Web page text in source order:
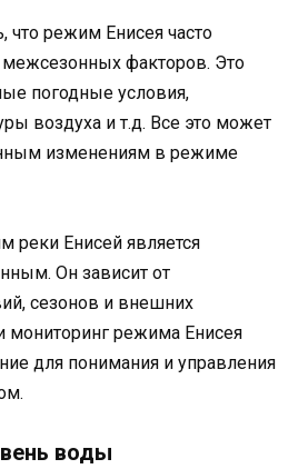
что режим Енисея часто
факторов. Это
погодные условия,
воздуха и т.д. Все это может
изменениям в режиме
реки Енисей является
Он зависит от
сезонов и внешних
мониторинг режима Енисея
для понимания и управления
воды